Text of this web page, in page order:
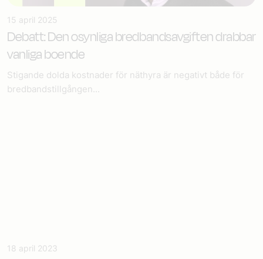
15 april 2025
Debatt: Den osynliga bredbandsavgiften drabbar
vanliga boende
Stigande dolda kostnader för näthyra är negativt både för
bredbandstillgången...
18 april 2023